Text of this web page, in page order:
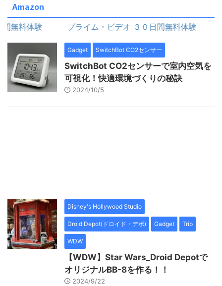
Amazon
体験 プライム・ビデオ ３０日間無料体験
Gadget SwitchBot CO2センサー
SwitchBot CO2センサーで室内空気を
可視化！快適環境づくりの秘訣
2024/10/5
Disney's Hollywood Studio
Droid Depot(ドロイド・デポ) Gadget Trip
WDW
【WDW】Star Wars_Droid Depotで
オリジナルBB-8を作る！！
2024/9/22